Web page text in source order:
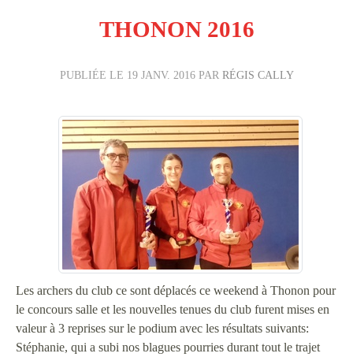
THONON 2016
PUBLIÉE LE 19 JANV. 2016PAR RÉGIS CALLY
Les archers du club ce sont déplacés ce weekend à Thonon pour
le concours salle et les nouvelles tenues du club furent mises en
valeur à 3 reprises sur le podium avec les résultats suivants:
Stéphanie, qui a subi nos blagues pourries durant tout le trajet